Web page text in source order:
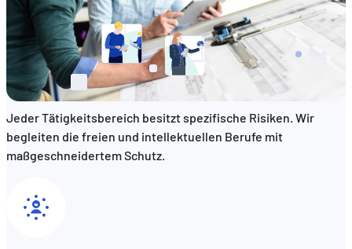
Ihrem Beruf angepasste Versicherungen
Jeder Tätigkeitsbereich besitzt spezifische Risiken. Wir
begleiten die freien und intellektuellen Berufe mit
maßgeschneidertem Schutz.